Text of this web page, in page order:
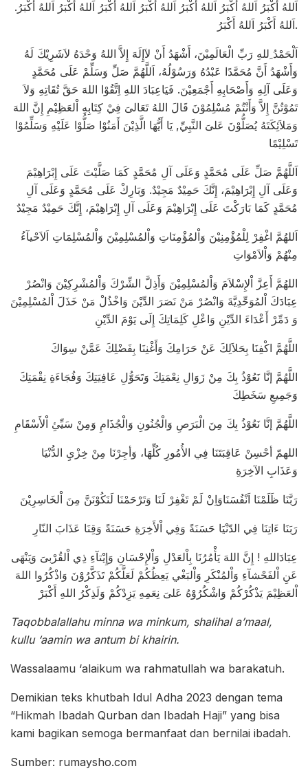
.اَللهُ أَكْبَرُ اَللهُ أَكْبَرُ اَللهُ أَكْبَرُ اَللهُ أَكْبَرُ اَللهُ أَكْبَرُ اَللهُ أَكْبَرُ اَللهُ أَكْبَرُ
اَللهُ أَكْبَرُ اَللهُ أَكْبَرُ.
اَلْحَمْدُ ِللهِ رَبِّ الْعَالَمِيْنَ، أَشْهَدُ أَنْ لاَإِلَهَ إِلاَّ اللهُ وَحْدَهُ لاَشَرِيْكَ لَهُ
وَأَشْهَدُ أَنَّ مُحَمَّدًا عَبْدُهُ وَرَسُوْلُهُ، اَللَّهُمَّ صَلِّ وَسَلِّمْ عَلَى مُحَمَّدٍ
وَعَلَى آلِهِ وَأَصْحَابِهِ أَجْمَعِيْنَ. فَيَاعِبَادَ اللهِ اِتَّقُوْا اللهَ حَقَّ تُقَاتِهِ وَلاَ
تَمُوْتُنَّ إِلاَّ وَأَنْتُمْ مُسْلِمُوْنَ قَالَ اللهُ تَعَالىَ فِيْ كِتَابِهِ اْلعَظِيْمِ إِنَّ اللهَ
وَمَلاَئِكَتَهُ يُصَلُّوْنَ عَلىَ النَّبِيِّ, يَا أَيُّهَا الَّذِيْنَ أَمَنُوْا صَلُّوْا عَلَيْهِ وَسَلِّمُوْا
تَسْلِيْمًا
اَللَّهُمَّ صَلِّ عَلَى مُحَمَّدٍ وَعَلَى آلِ مُحَمَّدٍ كَمَا صَلَّيْتَ عَلَى إِبْرَاهِيْمَ
وَعَلَى آلِ إِبْرَاهِيْمَ، إِنَّكَ حَمِيْدٌ مَجِيْدٌ. وَبَارِكْ عَلَى مُحَمَّدٍ وَعَلَى آلِ
مُحَمَّدٍ كَمَا بَارَكْتَ عَلَى إِبْرَاهِيْمَ وَعَلَى آلِ إِبْرَاهِيْمَ، إِنَّكَ حَمِيْدٌ مَجِيْدٌ
اَللهُمَّ اغْفِرْ لِلْمُؤْمِنِيْنَ وَاْلمُؤْمِنَاتِ وَاْلمُسْلِمِيْنَ وَاْلمُسْلِمَاتِ اَلاَحْيآءُ
مِنْهُمْ وَاْلاَمْوَاتِ
اللهُمَّ أَعِزَّ اْلإِسْلاَمَ وَاْلمُسْلِمِيْنَ وَأَذِلَّ الشِّرْكَ وَاْلمُشْرِكِيْنَ وَانْصُرْ
عِبَادَكَ اْلمُوَحِّدِيَّةَ وَانْصُرْ مَنْ نَصَرَ الدِّيْنَ وَاخْذُلْ مَنْ خَذَلَ اْلمُسْلِمِيْنَ
وَ دَمِّرْ أَعْدَاءَ الدِّيْنِ وَاعْلِ كَلِمَاتِكَ إِلَى يَوْمَ الدِّيْنِ
اللَّهُمَّ اكْفِنَا بِحَلاَلِكَ عَنْ حَرَامِكَ وَأَغْنِنَا بِفَضْلِكَ عَمَّنْ سِوَاكَ
اللَّهُمَّ إنَّا نَعُوْذُ بِكَ مِنْ زَوَالِ نِعْمَتِكَ وَتَحَوُّلِ عَافِيَتِكَ وَفُجَاءَةِ نِقْمَتِكَ
وَجَمِيعِ سَخَطِكَ
اللَّهُمَّ إنَّا نَعُوْذُ بِكَ مِنَ الْبَرَصِ وَالْجُنُونِ وَالْجُذَامِ وَمِنْ سَيِّئِ اْلأَسْقَامِ
اللهمّ أحْسِنْ عَاقِبَتَنَا فِي الأُمُورِ كُلِّهَا، وَأجِرْنَا مِنْ خِزْيِ الدُّنْيَا
وَعَذَابِ الآخِرَةِ
رَبَّنَا ظَلَمْنَا اَنْفُسَنَاوَاِنْ لَمْ تَغْفِرْ لَنَا وَتَرْحَمْنَا لَنَكُوْنَنَّ مِنَ اْلخَاسِرِيْنَ
رَبَنَا ءَاتِنَا فِي الدّنْيَا حَسَنَةً وَفِي اْلأَخِرَةِ حَسَنَةً وَقِنَا عَذَابَ النّارِ
عِبَادَاللهِ ! إِنَّ اللهَ يَأْمُرُنَا بِاْلعَدْلِ وَاْلإِحْسَانِ وَإِيْتآءِ ذِي اْلقُرْبىَ وَيَنْهَى
عَنِ اْلفَحْشآءِ وَاْلمُنْكَرِ وَاْلبَغْي يَعِظُكُمْ لَعَلَّكُمْ تَذَكَّرُوْنَ وَاذْكُرُوا اللهَ
اْلعَظِيْمَ يَذْكُرْكُمْ وَاشْكُرُوْهُ عَلىَ نِعَمِهِ يَزِدْكُمْ وَلَذِكْرُ اللهِ أَكْبَرْ
Taqobbalallahu minna wa minkum, shalihal a’maal,
kullu ‘aamin wa antum bi khairin.
Wassalaamu ‘alaikum wa rahmatullah wa barakatuh.
Demikian teks khutbah Idul Adha 2023 dengan tema
“Hikmah Ibadah Qurban dan Ibadah Haji” yang bisa
kami bagikan semoga bermanfaat dan bernilai ibadah.
Sumber: rumaysho.com